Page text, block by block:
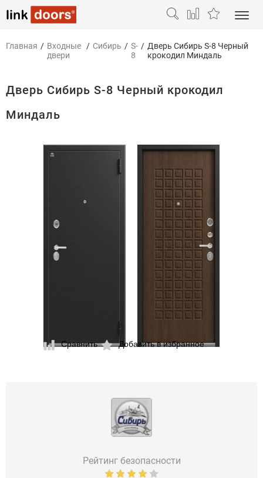
Главная / Входные
двери
/ Сибирь / S-
8
/ Дверь Сибирь S-8 Черный
крокодил Миндаль
Дверь Сибирь S-8 Черный крокодил
Миндаль
Сравнить Добавить в избранное
Рейтинг безопасности